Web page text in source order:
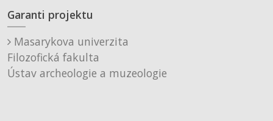
Garanti projektu
Masarykova univerzita
Filozofická fakulta
Ústav archeologie a muzeologie